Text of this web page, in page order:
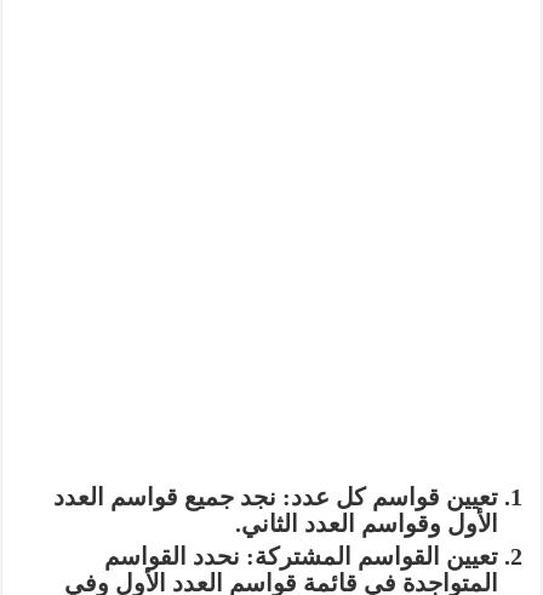
تعيين قواسم كل عدد: نجد جميع قواسم العدد
الأول وقواسم العدد الثاني.
تعيين القواسم المشتركة: نحدد القواسم
المتواجدة في قائمة قواسم العدد الأول وفي